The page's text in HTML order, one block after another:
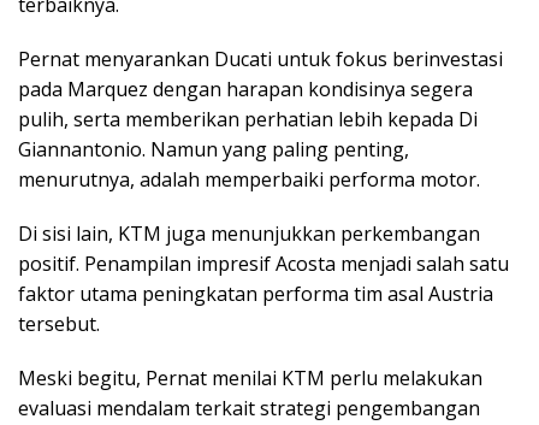
Pernat menyarankan Ducati untuk fokus berinvestasi
pada Marquez dengan harapan kondisinya segera
pulih, serta memberikan perhatian lebih kepada Di
Giannantonio. Namun yang paling penting,
menurutnya, adalah memperbaiki performa motor.
Di sisi lain, KTM juga menunjukkan perkembangan
positif. Penampilan impresif Acosta menjadi salah satu
faktor utama peningkatan performa tim asal Austria
tersebut.
Meski begitu, Pernat menilai KTM perlu melakukan
evaluasi mendalam terkait strategi pengembangan